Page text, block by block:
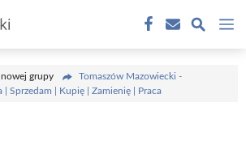
nowej grupy
Tomaszów Mazowiecki -
| Sprzedam | Kupię | Zamienię | Praca